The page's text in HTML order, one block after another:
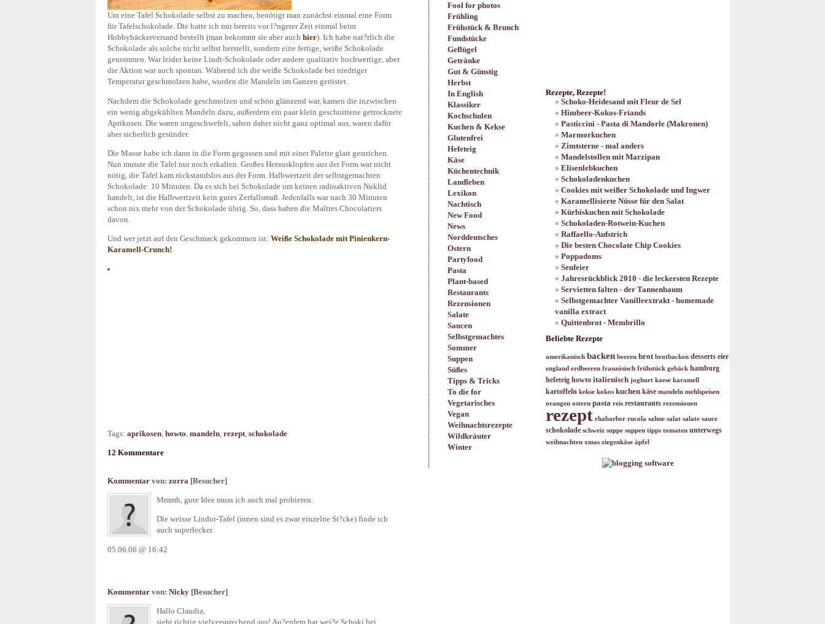
Fool for photos
Frühling
Frühstück & Brunch
Fundstücke
Geflügel
Getränke
Gut & Günstig
Herbst
In English
Klassiker
Kochschulen
Kuchen & Kekse
Glutenfrei
Hefeteig
Käse
Küchentechnik
Landleben
Lexikon
Nachtisch
New Food
News
Norddeutsches
Ostern
Partyfood
Pasta
Plant-based
Restaurants
Rezensionen
Salate
Saucen
Selbstgemachtes
Sommer
Suppen
Süßes
Tipps & Tricks
To die for
Vegetarisches
Vegan
Weihnachtsrezepte
Wildkräuter
Winter
Um eine Tafel Schokolade selbst zu machen, benötigt man zunächst einmal eine Form
für Tafelschokolade. Die hatte ich mir bereits vor l?ngerer Zeit einmal beim
Hobbybäckerversand bestellt (man bekommt sie aber auch hier). Ich habe nat?rlich die
Schokolade als solche nicht selbst herstellt, sondern eine fertige, weiße Schokolade
genommen. War leider keine Lindt-Schokolade oder andere qualitativ hochwertige, aber
die Aktion war auch spontan. Während ich die weiße Schokolade bei niedriger
Temperatur geschmolzen habe, wurden die Mandeln im Ganzen geröstet.
Nachdem die Schokolade geschmolzen und schön glänzend war, kamen die inzwischen
ein wenig abgekühlten Mandeln dazu, außerdem ein paar klein geschnittene getrocknete
Aprikosen. Die waren ungeschwefelt, sahen daher nicht ganz optimal aus, waren dafür
aber sicherlich gesünder.
Die Masse habe ich dann in die Form gegossen und mit einer Palette glatt gestrichen.
Nun musste die Tafel nur noch erkalten. Großes Herausklopfen aus der Form war nicht
nötig, die Tafel kam rückstandslos aus der Form. Halbwertzeit der selbstgemachten
Schokolade: 10 Minuten. Da es sich bei Schokolade um keinen radioaktiven Nuklid
handelt, ist die Halbwertzeit kein gutes Zerfallsmaß. Jedenfalls war nach 30 Minuten
schon nix mehr von der Schokolade übrig. So, dass haben die Maîtres Chocolatiers
davon.
Und wer jetzt auf den Geschmack gekommen ist: Weiße Schokolade mit Pinienkern-
Karamell-Crunch!
Tags: aprikosen howto mandeln rezept schokolade
12 Kommentare
Kommentar von: zorra [Besucher]
Mmmh, gute Idee muss ich auch mal probieren.
Die weisse Lindor-Tafel (innen sind es zwar einzelne St?cke) finde ich
auch superlecker.
05.06.06 @ 16:42
Kommentar von: Nicky [Besucher]
Hallo Claudia,
sieht richtig vielversprechend aus! Au?erdem hat wei?e Schoki bei
Rezepte, Rezepte!
Schoko-Heidesand mit Fleur de Sel
Himbeer-Kokos-Friands
Pasticcini - Pasta di Mandorle (Makronen)
Marmorkuchen
Zimtsterne - mal anders
Mandelstollen mit Marzipan
Elisenlebkuchen
Schokoladenkuchen
Cookies mit weißer Schokolade und Ingwer
Karamellisierte Nüsse für den Salat
Kürbiskuchen mit Schokolade
Schokoladen-Rotwein-Kuchen
Raffaello-Aufstrich
Die besten Chocolate Chip Cookies
Poppadoms
Senfeier
Jahresrückblick 2010 - die leckersten Rezepte
Servietten falten - der Tannenbaum
Selbstgemachter Vanilleextrakt - homemade
vanilla extract
Quittenbrot - Membrillo
Beliebte Rezepte
amerikanisch backen beeren brot brotbacken desserts eier
england erdbeeren französisch frühstück gebäck hamburg
hefeteig howto italienisch joghurt kaese karamell
kartoffeln kekse kokos kuchen käse mandeln mehlspeisen
orangen ostern pasta reis restaurants rezensionen
rezept rhabarber rucola sahne salat salate sauce
schokolade schweiz suppe suppen tipps tomaten unterwegs
weihnachten xmas ziegenkäse äpfel